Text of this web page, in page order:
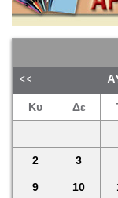
Κυ Δε
2 3
9 10